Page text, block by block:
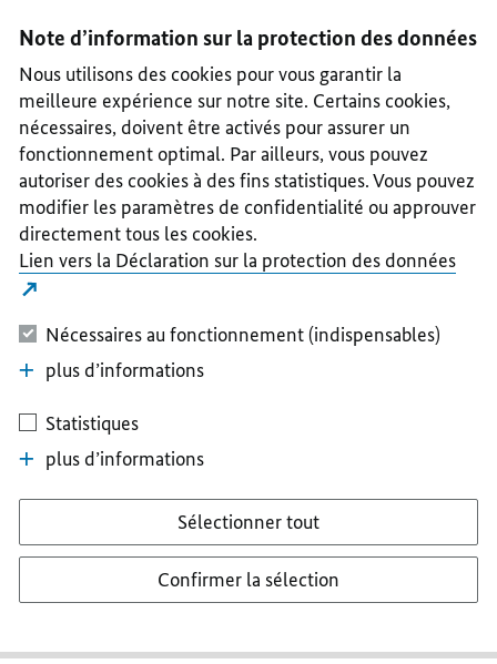
II
III
IV
V
Note d’information sur la protection des données
Nous utilisons des cookies pour vous garantir la
meilleure expérience sur notre site. Certains cookies,
nécessaires, doivent être activés pour assurer un
fonctionnement optimal. Par ailleurs, vous pouvez
autoriser des cookies à des fins statistiques. Vous pouvez
modifier les paramètres de confidentialité ou approuver
directement tous les cookies.
Lien vers la Déclaration sur la protection des données
Nécessaires au fonctionnement (indispensables)
plus d’informations
Statistiques
plus d’informations
Sélectionner tout
Confirmer la sélection